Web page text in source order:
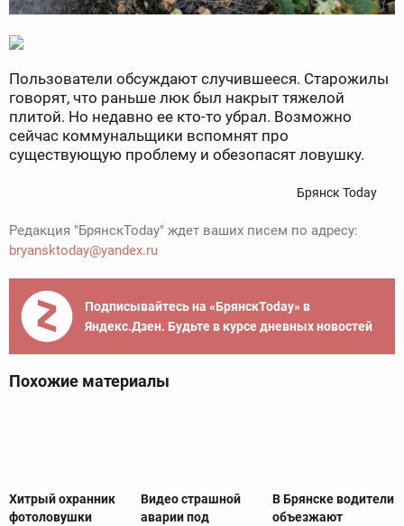
Пользователи обсуждают случившееся. Старожилы
говорят, что раньше люк был накрыт тяжелой
плитой. Но недавно ее кто-то убрал. Возможно
сейчас коммунальщики вспомнят про
существующую проблему и обезопасят ловушку.
Брянск Today
Редакция "БрянскToday" ждет ваших писем по адресу:
bryansktoday@yandex.ru
Подписывайтесь на «БрянскToday» в
Яндекс.Дзен. Будьте в курсе дневных новостей
Похожие материалы
Хитрый охранник
фотоловушки
Видео страшной
аварии под
В Брянске водители
объезжают